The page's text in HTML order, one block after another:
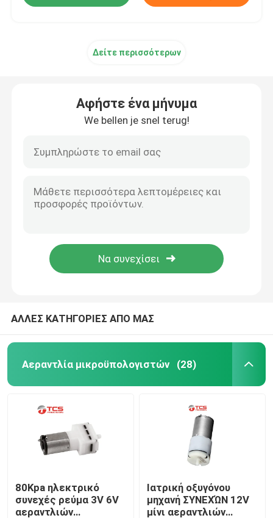
Σπίτι
Εμφάνιση VR
Δείτε περισσότερων
Αφήστε ένα μήνυμα
We bellen je snel terug!
ΑΛΛΕΣ ΚΑΤΗΓΟΡΙΕΣ ΑΠΟ ΜΑΣ
Αεραντλία μικροϋπολογιστών (28)
80Kpa ηλεκτρικό
συνεχές ρεύμα 3V 6V
αεραντλιών
Ιατρική οξυγόνου
μηχανή ΣΥΝΕΧΏΝ 12V
μίνι αεραντλιών